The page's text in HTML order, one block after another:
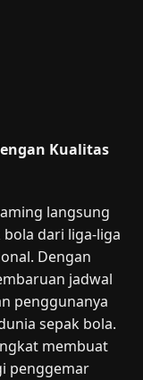
Kualitas
langsung
dari liga-liga
Dengan
jadwal
penggunanya
sepak bola.
membuat
penggemar